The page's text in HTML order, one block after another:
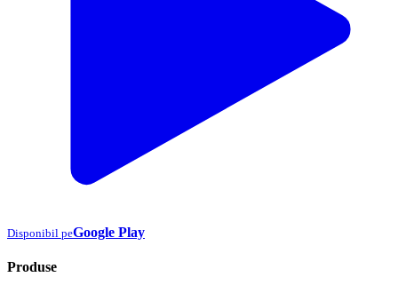
Disponibil peGoogle Play
Produse